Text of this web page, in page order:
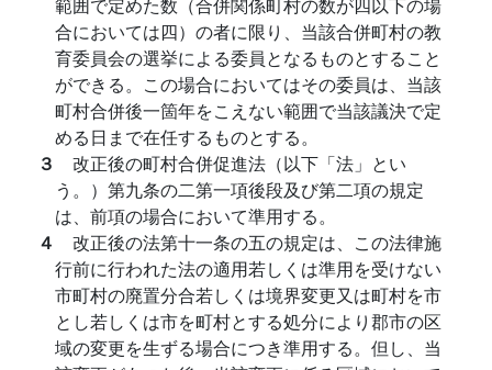
合においては四）の者に限り、当該合併町村の教
育委員会の選挙による委員となるものとすること
ができる。この場合においてはその委員は、当該
町村合併後一箇年をこえない範囲で当該議決で定
める日まで在任するものとする。
３ 改正後の町村合併促進法（以下「法」とい
う。）第九条の二第一項後段及び第二項の規定
は、前項の場合において準用する。
４ 改正後の法第十一条の五の規定は、この法律施
行前に行われた法の適用若しくは準用を受けない
市町村の廃置分合若しくは境界変更又は町村を市
とし若しくは市を町村とする処分により郡市の区
域の変更を生ずる場合につき準用する。但し、当